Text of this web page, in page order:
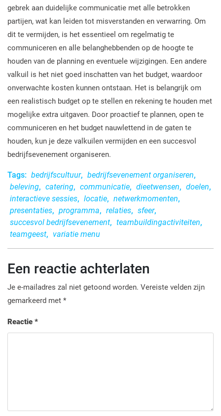
gebrek aan duidelijke communicatie met alle betrokken
partijen, wat kan leiden tot misverstanden en verwarring. Om
dit te vermijden, is het essentieel om regelmatig te
communiceren en alle belanghebbenden op de hoogte te
houden van de planning en eventuele wijzigingen. Een andere
valkuil is het niet goed inschatten van het budget, waardoor
onverwachte kosten kunnen ontstaan. Het is belangrijk om
een realistisch budget op te stellen en rekening te houden met
mogelijke extra uitgaven. Door proactief te plannen, open te
communiceren en het budget nauwlettend in de gaten te
houden, kun je deze valkuilen vermijden en een succesvol
bedrijfsevenement organiseren.
Tags: bedrijfscultuur, bedrijfsevenement organiseren,
beleving, catering, communicatie, dieetwensen, doelen,
interactieve sessies, locatie, netwerkmomenten,
presentaties, programma, relaties, sfeer,
succesvol bedrijfsevenement, teambuildingactiviteiten,
teamgeest, variatie menu
Een reactie achterlaten
Je e-mailadres zal niet getoond worden. Vereiste velden zijn
gemarkeerd met *
Reactie *